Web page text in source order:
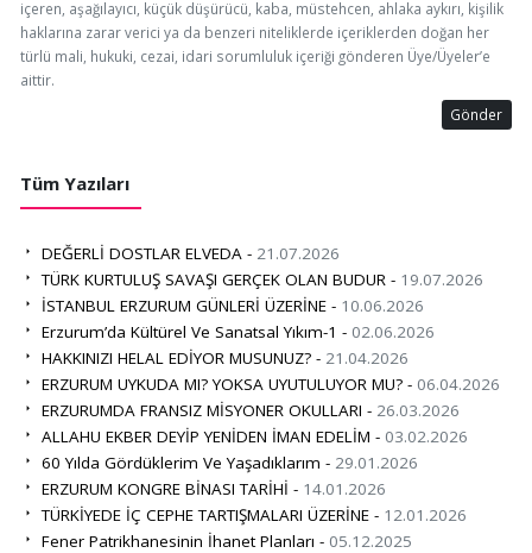
içeren, aşağılayıcı, küçük düşürücü, kaba, müstehcen, ahlaka aykırı, kişilik
haklarına zarar verici ya da benzeri niteliklerde içeriklerden doğan her
türlü mali, hukuki, cezai, idari sorumluluk içeriği gönderen Üye/Üyeler’e
aittir.
Gönder
Tüm Yazıları
DEĞERLİ DOSTLAR ELVEDA - 21.07.2026
TÜRK KURTULUŞ SAVAŞI GERÇEK OLAN BUDUR - 19.07.2026
İSTANBUL ERZURUM GÜNLERİ ÜZERİNE - 10.06.2026
Erzurum’da Kültürel Ve Sanatsal Yıkım-1 - 02.06.2026
HAKKINIZI HELAL EDİYOR MUSUNUZ? - 21.04.2026
ERZURUM UYKUDA MI? YOKSA UYUTULUYOR MU? - 06.04.2026
ERZURUMDA FRANSIZ MİSYONER OKULLARI - 26.03.2026
ALLAHU EKBER DEYİP YENİDEN İMAN EDELİM - 03.02.2026
60 Yılda Gördüklerim Ve Yaşadıklarım - 29.01.2026
ERZURUM KONGRE BİNASI TARİHİ - 14.01.2026
TÜRKİYEDE İÇ CEPHE TARTIŞMALARI ÜZERİNE - 12.01.2026
Fener Patrikhanesinin İhanet Planları - 05.12.2025